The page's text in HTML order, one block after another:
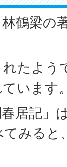
鶴梁の
れたよ
ています
居記」
みると